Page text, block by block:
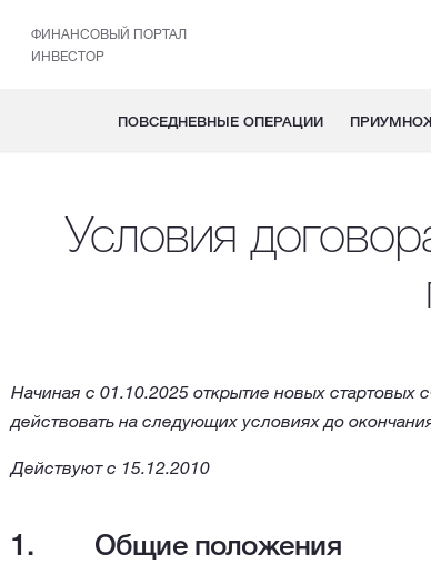
ФИНАНСОВЫЙ ПОРТАЛ
ИНВЕСТОР
ПОВСЕДНЕВНЫЕ ОПЕРАЦИИ
Условия
Начиная с 01.10.2025 открытие новых стартовых
действовать на следующих условиях до
Действуют с 15.12.2010
Общие положения